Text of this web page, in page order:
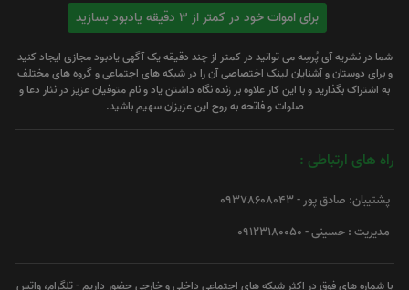
برای اموات خود در کمتر از 3 دقیقه یادبود بسازید
شما در نشریه آی پُرسِه می توانید در کمتر از چند دقیقه یک آگهی یادبود مجازی ایجاد کنید
و برای دوستان و آشنایان لینک اختصاصی آن را در شبکه های اجتماعی و گروه های مختلف
به اشتراک بگذارید و با این کار علاوه بر زنده نگاه داشتن یاد و نام متوفیان عزیز در نثار دعا و
صلوات و فاتحه به روح این عزیزان سهیم باشید.
راه های ارتباطی :
پشتیبان: صادق پور - 09378608043
مدیریت : حسینی - 09123180050
با شماره های فوق در اکثر شبکه های اجتماعی داخلی و خارجی حضور داریم - تلگرام، واتس